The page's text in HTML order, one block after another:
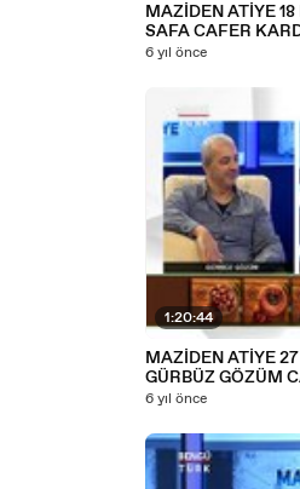
MAZİDEN ATİYE
SAFA CAFER
6 yıl önce
1:20:44
MAZİDEN ATİYE
GÜRBÜZ GÖZÜM
6 yıl önce